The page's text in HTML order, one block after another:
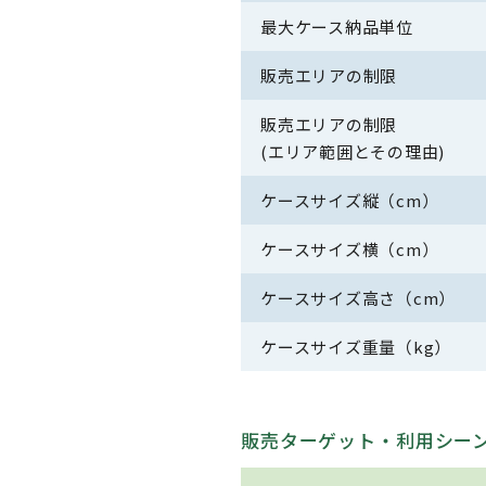
最大ケース納品単位
販売エリアの制限
販売エリアの制限
(エリア範囲とその理由)
ケースサイズ縦（cm）
ケースサイズ横（cm）
ケースサイズ高さ（cm）
ケースサイズ重量（kg）
販売ターゲット・利用シー